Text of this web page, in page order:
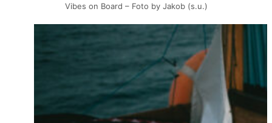
Vibes on Board – Foto by Jakob (s.u.)